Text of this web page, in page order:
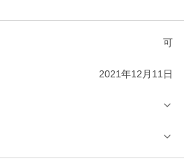
可
2021年12月11日